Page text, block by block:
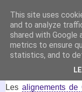
Visitez la France
15 novembre 2016
Alignements
Les alignements de
This site uses
and to analyze
shared with Google
metrics to ensure
statistics, and to